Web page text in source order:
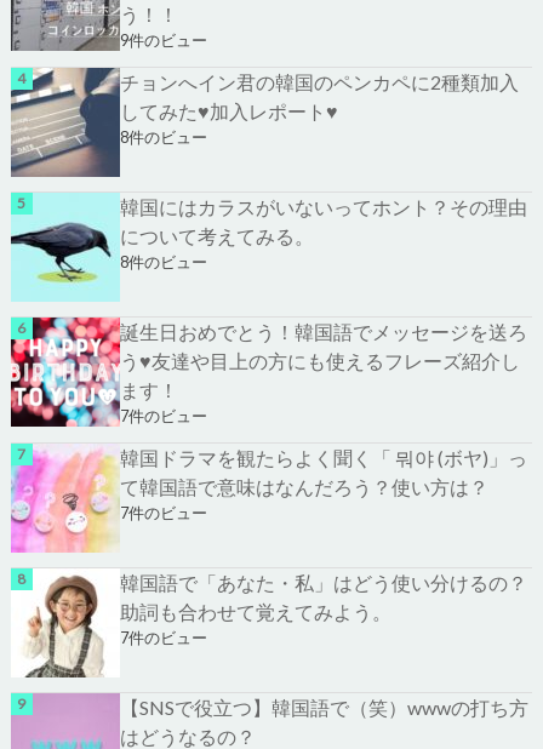
う！！
9件のビュー
チョンへイン君の韓国のペンカペに2種類加入
してみた♥加入レポート♥
8件のビュー
韓国にはカラスがいないってホント？その理由
について考えてみる。
8件のビュー
誕生日おめでとう！韓国語でメッセージを送ろ
う♥友達や目上の方にも使えるフレーズ紹介し
ます！
7件のビュー
韓国ドラマを観たらよく聞く「 뭐야 (ボヤ)」っ
て韓国語で意味はなんだろう？使い方は？
7件のビュー
韓国語で「あなた・私」はどう使い分けるの？
助詞も合わせて覚えてみよう。
7件のビュー
【SNSで役立つ】韓国語で（笑）wwwの打ち方
はどうなるの？